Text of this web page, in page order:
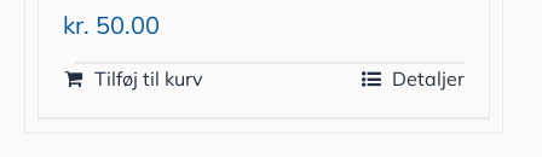
kr. 50.00
Tilføj til kurv Detaljer